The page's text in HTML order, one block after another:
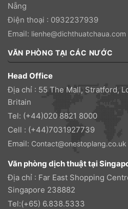
Nẵng
Điện thoại : 0932237939
Email: lienhe@dichthuatchaua.com
VĂN PHÒNG TẠI CÁC NƯỚC
Head Office
Địa chỉ : 55 The Mall, Stratford,
Britain
Tel: (+44)020 8821 8000
Cell : (+44)7031927739
Email: Contact@onestoplang.co.uk
Văn phòng dịch thuật tại
Địa chỉ : Far East Shopping
Singapore 238882
Tel:(+65) 6.838.5333